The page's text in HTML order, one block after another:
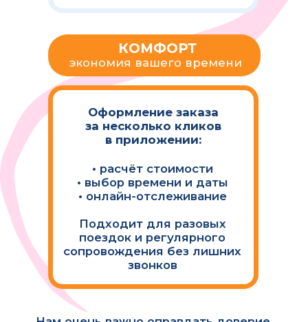
Следить за личным
счетом, контролировать
оплату
Видеть перемещение
ребенка с автоняней в
Вы скачиваете мобильное
приложение
КАК
ИСПОЛЬЗОВАТЬ
СЕРВИС?
СКАЧАТЬ ПРИЛОЖЕНИЕ